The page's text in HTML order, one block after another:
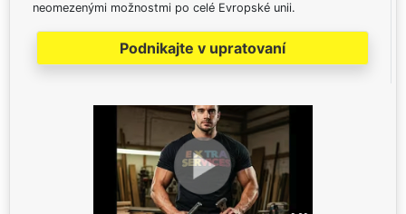
neomezenými možnostmi po celé Evropské unii.
Podnikajte v upratovaní